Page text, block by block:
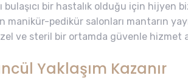
bulaşıcı bir hastalık olduğu için hijyen
manikür-pedikür salonları mantarın
ve steril bir ortamda güvenle hizmet
Yaklaşım Kazanır